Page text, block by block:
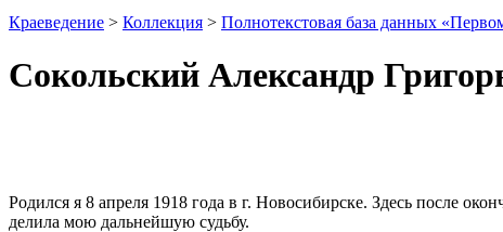
Краеведение > Коллекция > Полнотекстовая база данных
Сокольский Александр
Родился я 8 апреля 1918 года в г. Новосибирске. Здесь после
делила мою дальнейшую судьбу.